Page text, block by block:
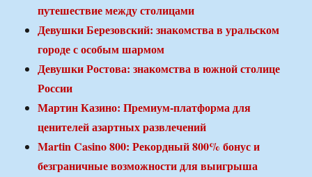
путешествие между столицами
Девушки Березовский: знакомства в уральском
городе с особым шармом
Девушки Ростова: знакомства в южной столице
России
Мартин Казино: Премиум-платформа для
ценителей азартных развлечений
Martin Casino 800: Рекордный 800% бонус и
безграничные возможности для выигрыша